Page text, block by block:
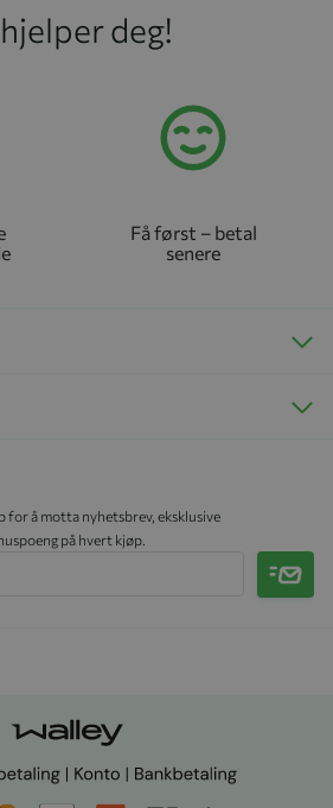
deg!
Få først – betal
senere
for å motta nyhetsbrev, eksklusive
på hvert kjøp.
Meld